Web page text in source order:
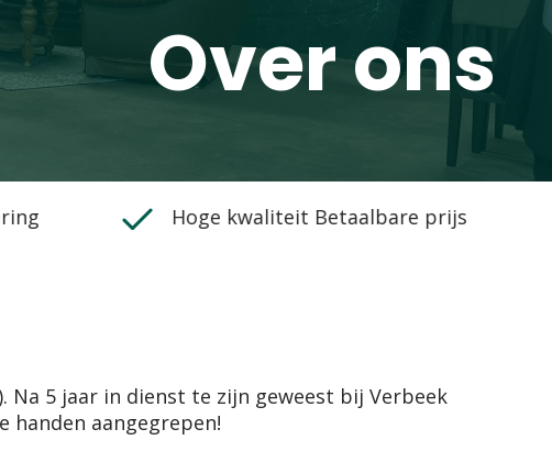
Over ons
Hoge kwaliteit Betaalbare prijs
Na 5 jaar in dienst te zijn geweest bij Verbeek
handen aangegrepen!